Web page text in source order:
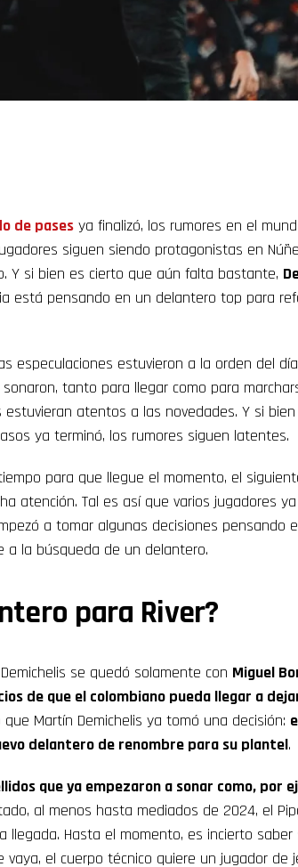
de pases ya finalizó, los rumores en el
siguen siendo protagonistas en
Y si bien es cierto que aún falta bastante,
está pensando en un delantero top para
especulaciones estuvieron a la orden del
tanto para llegar como para
atentos a las novedades. Y si
ya terminó, los rumores siguen latentes.
para que llegue el momento, el
atención. Tal es así que varios jugadores
a tomar algunas decisiones pensando
a la búsqueda de un delantero.
para River?
se quedó solamente con Miguel
de que el colombiano pueda llegar a
que Martín Demichelis ya tomó una decisión:
delantero de renombre para su plantel.
que ya empezaron a sonar como, por
al menos hasta mediados de 2024, el
Hasta el momento, es incierto saber
el cuerpo técnico quiere un jugador de